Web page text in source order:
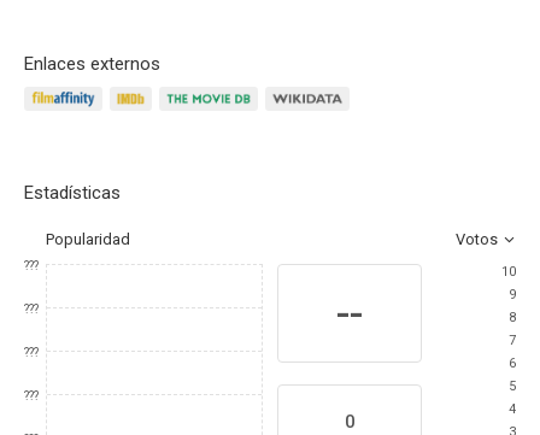
Enlaces externos
Estadísticas
Popularidad Votos
???
???
???
???
--
0
10
9
8
7
6
5
4